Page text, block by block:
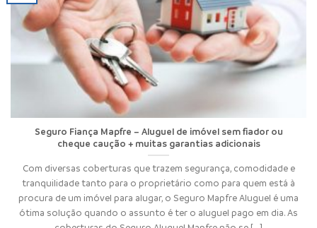
Seguro Fiança Mapfre – Aluguel de imóvel sem fiador ou
cheque caução + muitas garantias adicionais
Com diversas coberturas que trazem segurança, comodidade e
tranquilidade tanto para o proprietário como para quem está à
procura de um imóvel para alugar, o Seguro Mapfre Aluguel é uma
ótima solução quando o assunto é ter o aluguel pago em dia. As